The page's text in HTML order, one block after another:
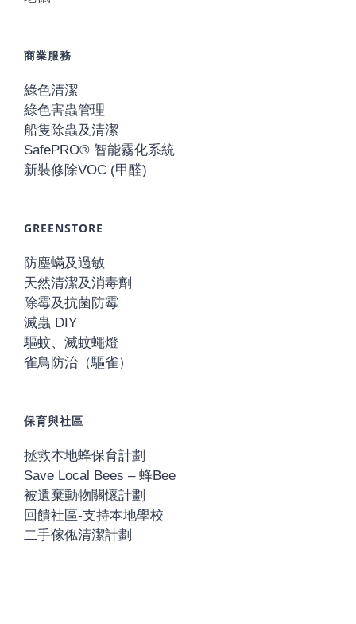
商業服務
綠色清潔
綠色害蟲管理
船隻除蟲及清潔
SafePRO® 智能霧化系統
新裝修除VOC (甲醛)
GREENSTORE
防塵蟎及過敏
天然清潔及消毒劑
除霉及抗菌防霉
滅蟲 DIY
驅蚊、滅蚊蠅燈
雀鳥防治（驅雀）
保育與社區
拯救本地蜂保育計劃
Save Local Bees – 蜂Bee
被遺棄動物關懷計劃
回饋社區-支持本地學校
二手傢俬清潔計劃